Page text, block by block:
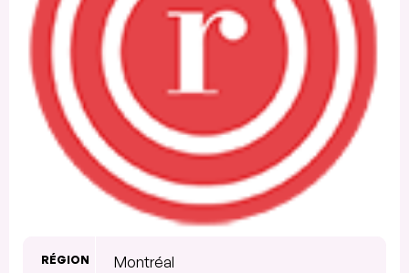
RÉGION Montréal